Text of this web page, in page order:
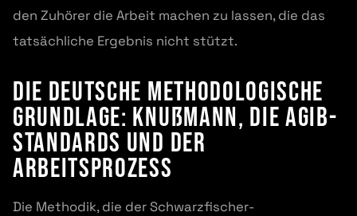
den Zuhörer die Arbeit machen zu lassen, die das
tatsächliche Ergebnis nicht stützt.
Die deutsche methodologische
Grundlage: Knußmann, die AGIB-
Standards und der
Arbeitsprozess
Die Methodik, die der Schwarzfischer-